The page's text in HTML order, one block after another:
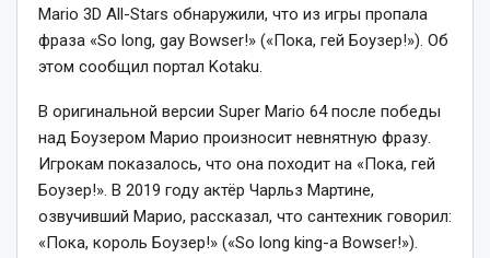
Mario 3D All-Stars обнаружили, что из игры пропала
фраза «So long, gay Bowser!» («Пока, гей Боузер!»). Об
этом сообщил портал Kotaku.
В оригинальной версии Super Mario 64 после победы
над Боузером Марио произносит невнятную фразу.
Игрокам показалось, что она походит на «Пока, гей
Боузер!». В 2019 году актёр Чарльз Мартине,
озвучивший Марио, рассказал, что сантехник говорил:
«Пока, король Боузер!» («So long king-a Bowser!»).